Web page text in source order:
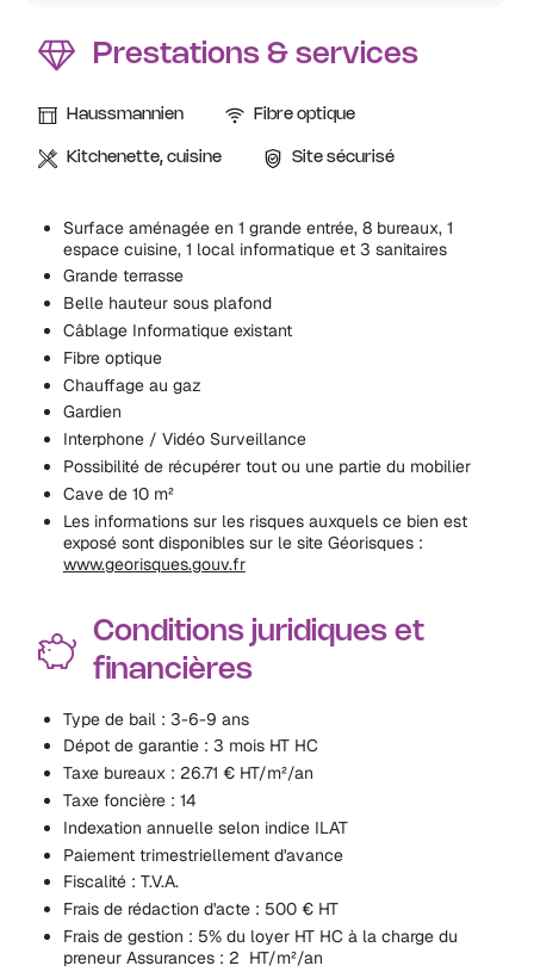
Prestations & services
Haussmannien Fibre optique
Kitchenette, cuisine Site sécurisé
Surface aménagée en 1 grande entrée, 8 bureaux, 1
espace cuisine, 1 local informatique et 3 sanitaires
Grande terrasse
Belle hauteur sous plafond
Câblage Informatique existant
Fibre optique
Chauffage au gaz
Gardien
Interphone / Vidéo Surveillance
Possibilité de récupérer tout ou une partie du mobilier
Cave de 10 m²
Les informations sur les risques auxquels ce bien est
exposé sont disponibles sur le site Géorisques :
www.georisques.gouv.fr
Conditions juridiques et
financières
Type de bail : 3-6-9 ans
Dépot de garantie : 3 mois HT HC
Taxe bureaux : 26.71 € HT/m²/an
Taxe foncière : 14
Indexation annuelle selon indice ILAT
Paiement trimestriellement d'avance
Fiscalité : T.V.A.
Frais de rédaction d'acte : 500 € HT
Frais de gestion : 5% du loyer HT HC à la charge du
preneur Assurances : 2  HT/m²/an